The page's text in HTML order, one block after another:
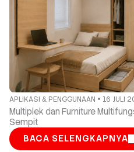
APLIKASI & PENGGUNAAN 16 JULI
Multiplek dan Furniture
Sempit
BACA SELENGKAPNYA